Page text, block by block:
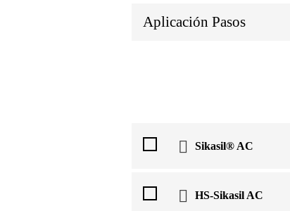
Aplicación Pasos
Sikasil® AC
HS-Sikasil AC